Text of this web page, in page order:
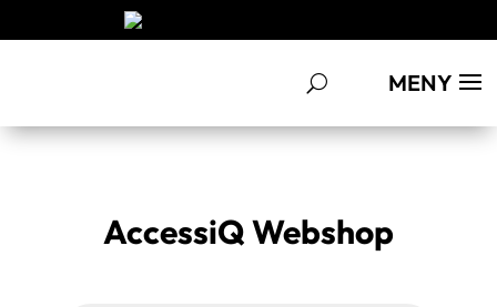
MENY
AccessiQ Webshop